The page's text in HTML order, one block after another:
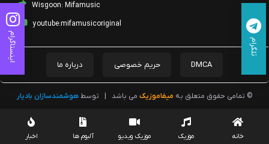
Wisgoon: Mifamusic
youtube:mifamusicoriginal
DMCA حریم خصوصی درباره ما
© تمامی حقوق متعلق به میفاموزیک می باشد توسطهوشمندسازان بادیار
خانه موزیک موزیک ویدیو آلبوم ها اخبار
اینستاگرام تلگرام